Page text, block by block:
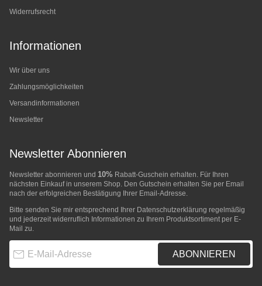
Widerrufsrecht
Informationen
Wir über uns
Zahlungsmöglichkeiten
Versandinformationen
Newsletter
Newsletter Abonnieren
Newsletter abonnieren und 10% Rabatt-Guschein erhalten. Für Ihren
nächsten Einkauf in unserem Shop. Den Gutschein erhalten Sie per Email
nach der erfolgreichen Bestätigung Ihrer Email-Adresse.
Bitte senden Sie mir entsprechend Ihrer Datenschutzerklärung regelmäßig
und jederzeit widerruflich Informationen zu Ihrem Produktsortiment per E-
Mail zu.
ABONNIEREN